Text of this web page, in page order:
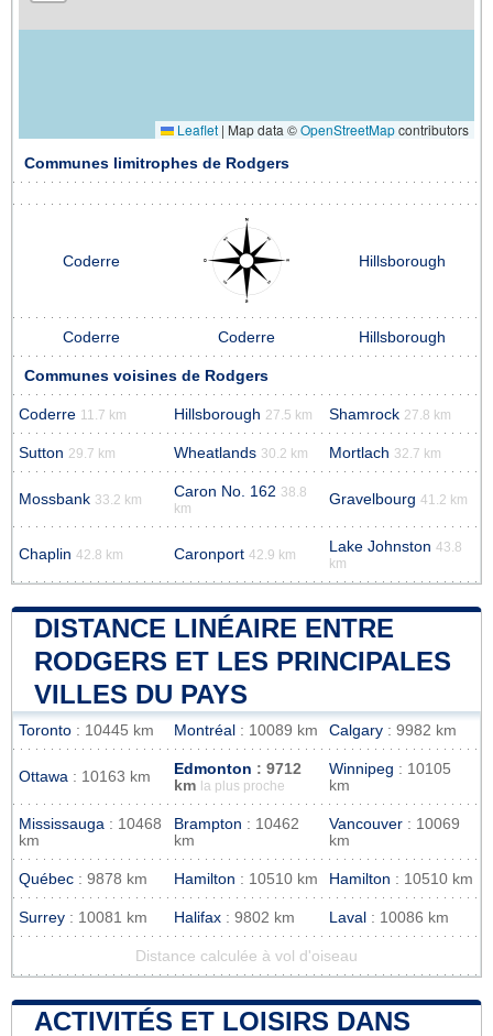
Leaflet | Map data ©OpenStreetMapcontributors
Communes limitrophes de Rodgers
Coderre Hillsborough
Coderre Coderre Hillsborough
Communes voisines de Rodgers
Coderre 11.7 km Hillsborough 27.5 km Shamrock 27.8 km
Sutton 29.7 km Wheatlands 30.2 km Mortlach 32.7 km
Mossbank 33.2 km Caron No. 162 38.8
km
Gravelbourg 41.2 km
Chaplin 42.8 km Caronport 42.9 km Lake Johnston 43.8
km
DISTANCE LINÉAIRE ENTRE
RODGERS ET LES PRINCIPALES
VILLES DU PAYS
Toronto : 10445 km Montréal : 10089 km Calgary : 9982 km
Ottawa : 10163 km Edmonton : 9712
km
la plus proche
Winnipeg : 10105
km
Mississauga : 10468
km
Brampton : 10462
km
Vancouver : 10069
km
Québec : 9878 km Hamilton : 10510 km Hamilton : 10510 km
Surrey : 10081 km Halifax : 9802 km Laval : 10086 km
Distance calculée à vol d'oiseau
ACTIVITÉS ET LOISIRS DANS